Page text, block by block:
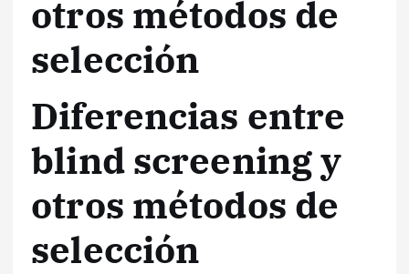
otros métodos de
selección
Diferencias entre
blind screening y
otros métodos de
selección